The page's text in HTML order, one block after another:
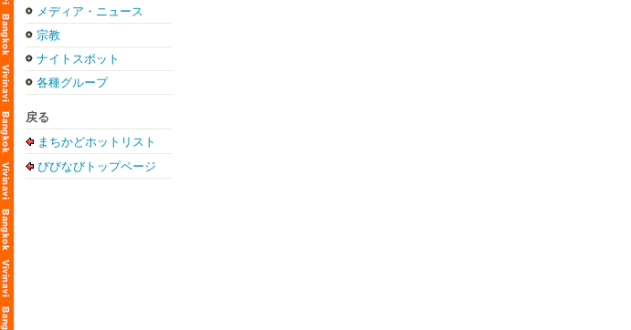
メディア・ニュース
宗教
ナイトスポット
各種グループ
戻る
まちかどホットリスト
びびなびトップページ